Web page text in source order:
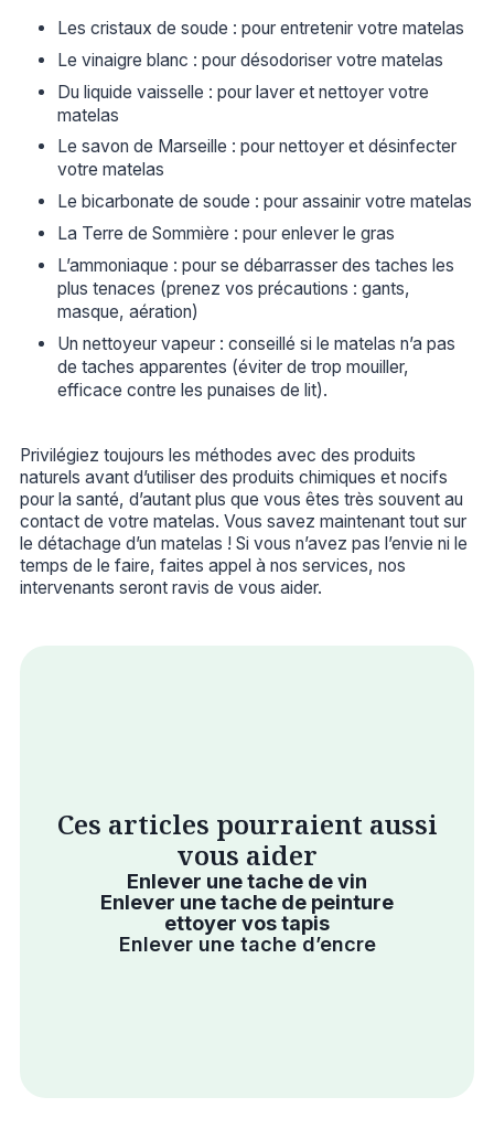
Les cristaux de soude : pour entretenir votre matelas
Le vinaigre blanc : pour désodoriser votre matelas
Du liquide vaisselle : pour laver et nettoyer votre
matelas
Le savon de Marseille : pour nettoyer et désinfecter
votre matelas
Le bicarbonate de soude : pour assainir votre matelas
La Terre de Sommière : pour enlever le gras
L’ammoniaque : pour se débarrasser des taches les
plus tenaces (prenez vos précautions : gants,
masque, aération)
Un nettoyeur vapeur : conseillé si le matelas n’a pas
de taches apparentes (éviter de trop mouiller,
efficace contre les punaises de lit).
Privilégiez toujours les méthodes avec des produits
naturels avant d’utiliser des produits chimiques et nocifs
pour la santé, d’autant plus que vous êtes très souvent au
contact de votre matelas. Vous savez maintenant tout sur
le détachage d’un matelas ! Si vous n’avez pas l’envie ni le
temps de le faire, faites appel à nos services, nos
intervenants seront ravis de vous aider.
Ces articles pourraient aussi
vous aider
Enlever une tache de vin
Enlever une tache de peinture
ettoyer vos tapis
Enlever une tache d’encre